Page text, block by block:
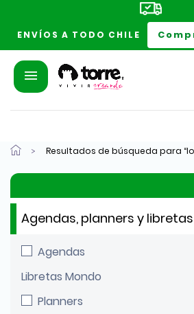
ENVÍOS A TODO CHILE
Resultados de búsqueda para
Agendas
Libretas Mondo
Planners
Agendas, planners y libretas